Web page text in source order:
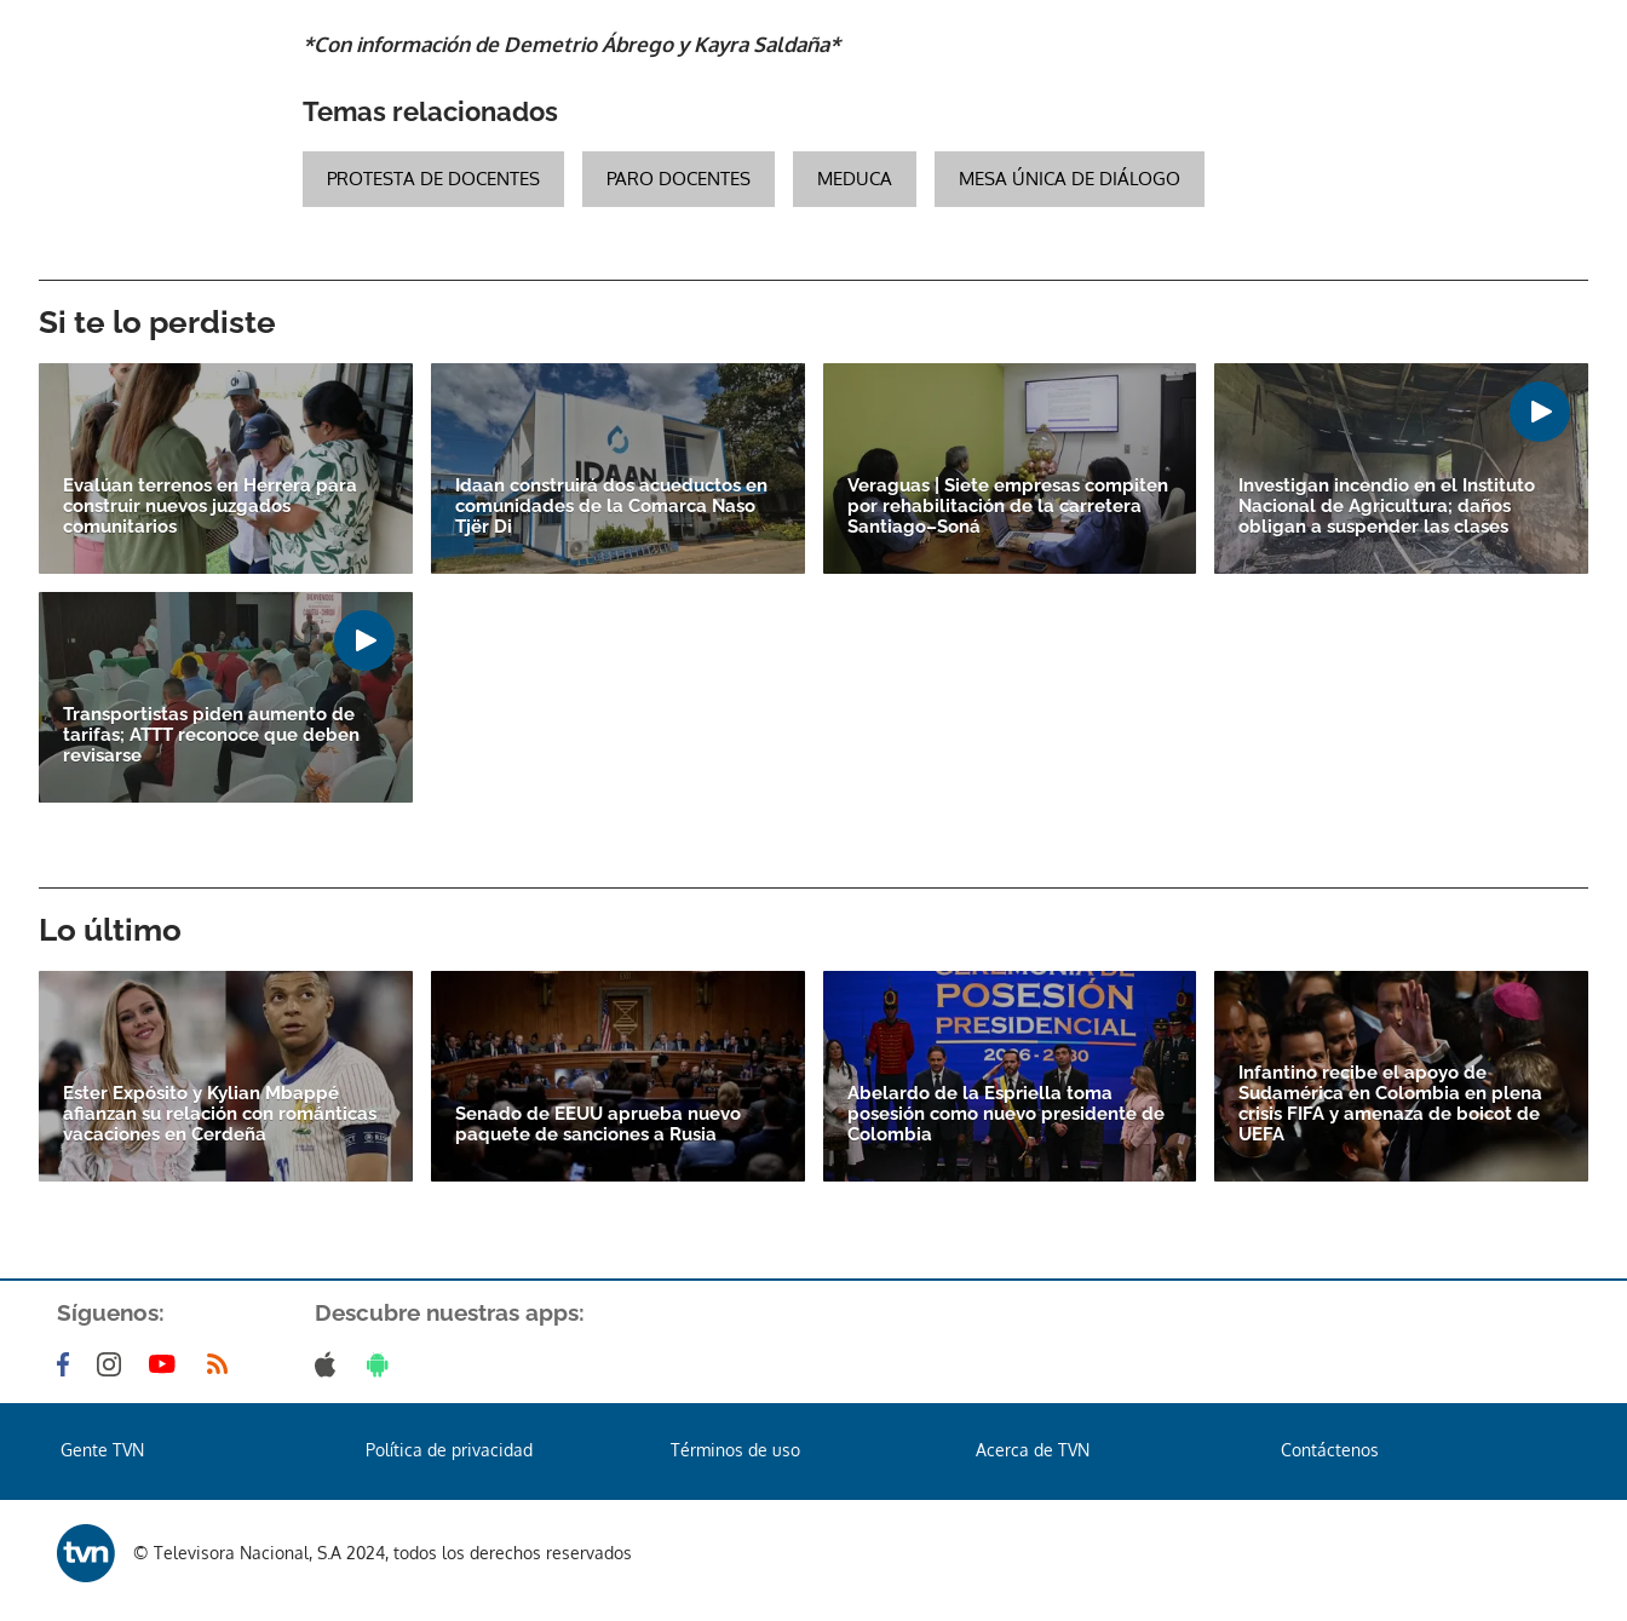
*Con información de Demetrio Ábrego y Kayra Saldaña*
Temas relacionados
PROTESTA DE DOCENTES PARO DOCENTES MEDUCA MESA ÚNICA DE DIÁLOGO
Si te lo perdiste
Evalúan terrenos en Herrera para
construir nuevos juzgados
comunitarios
Idaan construirá dos acueductos en
comunidades de la Comarca Naso
Tjër Di
Veraguas | Siete empresas compiten
por rehabilitación de la carretera
Santiago–Soná
Investigan incendio en el Instituto
Nacional de Agricultura; daños
obligan a suspender las clases
Transportistas piden aumento de
tarifas; ATTT reconoce que deben
revisarse
Lo último
Ester Expósito y Kylian Mbappé
afianzan su relación con románticas
vacaciones en Cerdeña
Senado de EEUU aprueba nuevo
paquete de sanciones a Rusia
Abelardo de la Espriella toma
posesión como nuevo presidente de
Colombia
Infantino recibe el apoyo de
Sudamérica en Colombia en plena
crisis FIFA y amenaza de boicot de
UEFA
Síguenos: Descubre nuestras apps:
Gente TVN Política de privacidad Términos de uso Acerca de TVN Contáctenos
© Televisora Nacional, S.A 2024, todos los derechos reservados